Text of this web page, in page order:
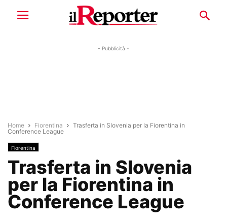
- Pubblicità -
Home Fiorentina
Trasferta in Slovenia per la Fiorentina in
Conference League
Fiorentina
Trasferta in Slovenia
per la Fiorentina in
Conference League